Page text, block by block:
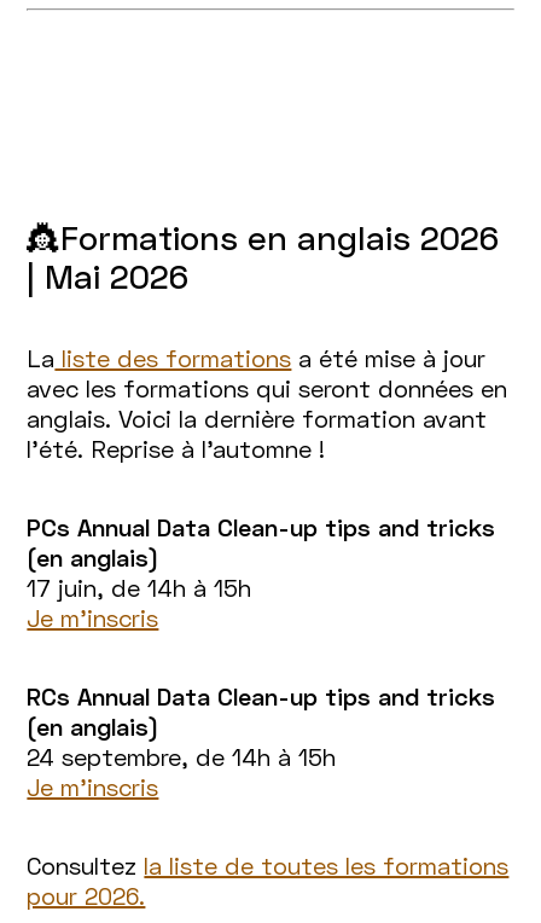
👸Formations en anglais 2026
| Mai 2026
La liste des formations a été mise à jour
avec les formations qui seront données en
anglais. Voici la dernière formation avant
l’été. Reprise à l’automne !
PCs Annual Data Clean-up tips and tricks
(en anglais)
17 juin, de 14h à 15h
Je m’inscris
RCs Annual Data Clean-up tips and tricks
(en anglais)
24 septembre, de 14h à 15h
Je m’inscris
Consultez la liste de toutes les formations
pour 2026.